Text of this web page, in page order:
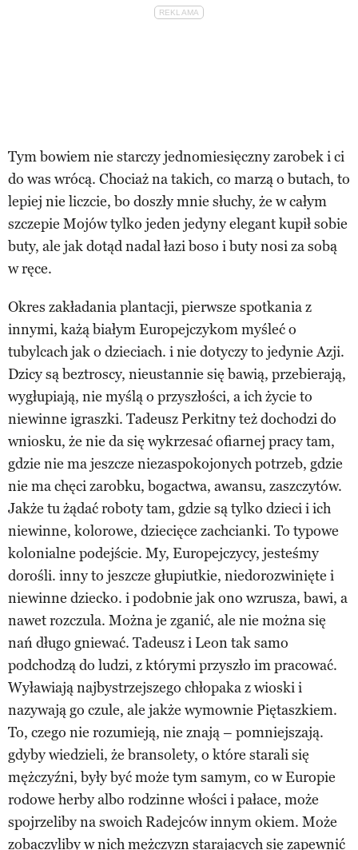
Tym bowiem nie starczy jednomiesięczny zarobek i ci
do was wrócą. Chociaż na takich, co marzą o butach, to
lepiej nie liczcie, bo doszły mnie słuchy, że w całym
szczepie Mojów tylko jeden jedyny elegant kupił sobie
buty, ale jak dotąd nadal łazi boso i buty nosi za sobą
w ręce.
Okres zakładania plantacji, pierwsze spotkania z
innymi, każą białym Europejczykom myśleć o
tubylcach jak o dzieciach. i nie dotyczy to jedynie Azji.
Dzicy są beztroscy, nieustannie się bawią, przebierają,
wygłupiają, nie myślą o przyszłości, a ich życie to
niewinne igraszki. Tadeusz Perkitny też dochodzi do
wniosku, że nie da się wykrzesać ofiarnej pracy tam,
gdzie nie ma jeszcze niezaspokojonych potrzeb, gdzie
nie ma chęci zarobku, bogactwa, awansu, zaszczytów.
Jakże tu żądać roboty tam, gdzie są tylko dzieci i ich
niewinne, kolorowe, dziecięce zachcianki. To typowe
kolonialne podejście. My, Europejczycy, jesteśmy
dorośli. inny to jeszcze głupiutkie, niedorozwinięte i
niewinne dziecko. i podobnie jak ono wzrusza, bawi, a
nawet rozczula. Można je zganić, ale nie można się
nań długo gniewać. Tadeusz i Leon tak samo
podchodzą do ludzi, z którymi przyszło im pracować.
Wyławiają najbystrzejszego chłopaka z wioski i
nazywają go czule, ale jakże wymownie Piętaszkiem.
To, czego nie rozumieją, nie znają – pomniejszają.
gdyby wiedzieli, że bransolety, o które starali się
mężczyźni, były być może tym samym, co w Europie
rodowe herby albo rodzinne włości i pałace, może
spojrzeliby na swoich Radejców innym okiem. Może
zobaczyliby w nich mężczyzn starających się zapewnić